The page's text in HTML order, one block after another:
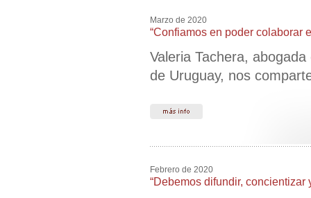
Marzo de 2020
“Confiamos en poder colaborar
Valeria Tachera,
de Uruguay, nos
Febrero de 2020
“Debemos difundir,